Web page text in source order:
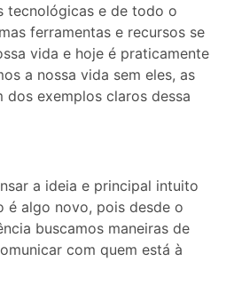
tecnológicas e de todo o
ferramentas e recursos se
vida e hoje é praticamente
a nossa vida sem eles, as
dos exemplos claros dessa
a ideia e principal intuito
é algo novo, pois desde o
buscamos maneiras de
com quem está à